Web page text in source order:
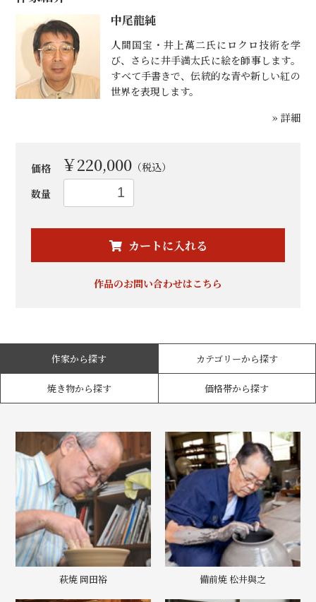
中尾龍純
人間国宝・井上萬二氏にロクロ技術を学
び、さらに井手満太氏に絵を師事します。
すべて手書きで、伝統的な青や新しい紅の
世界を表現します。
» 詳細
価格 ￥220,000 （税込）
数量
カートに入れる
お買い物を続ける
作品のお問い合わせはこちら
作家から探す カテゴリーから探す
焼き物から探す 価格帯から探す
萩焼 岡田裕 備前焼 松井與之